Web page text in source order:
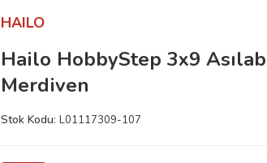
HAILO
Hailo HobbyStep 3x9
Merdiven
Stok Kodu L01117309-107